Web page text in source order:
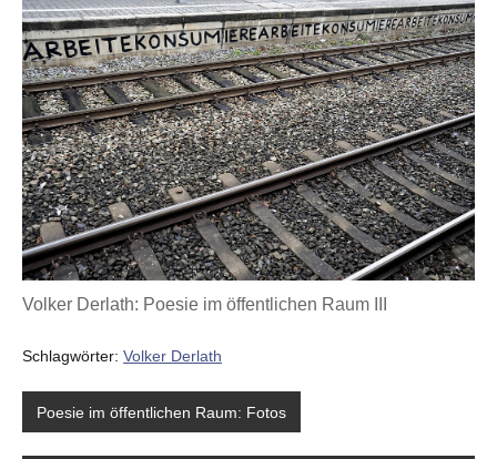
Volker Derlath: Poesie im öffentlichen Raum III
Schlagwörter: Volker Derlath
Poesie im öffentlichen Raum: Fotos